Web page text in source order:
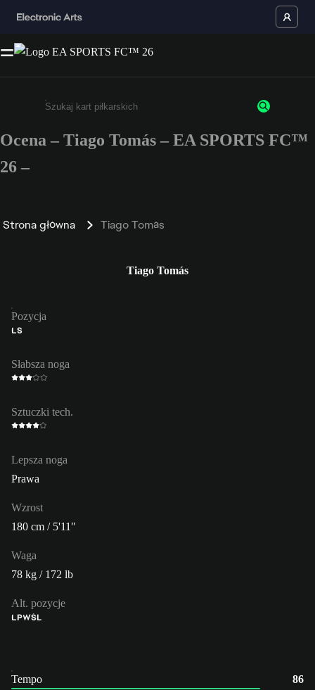
Wpisz co najmniej 3 znaki lub cyfry.
Ocena – Tiago Tomás – EA SPORTS FC™
26 –
Strona główna Tiago Tomás
Tiago Tomás
Pozycja
LS
Słabsza noga
Sztuczki tech.
Lepsza noga
Prawa
Wzrost
180 cm / 5'11"
Waga
78 kg / 172 lb
Alt. pozycje
LPWŚL
Tempo
86